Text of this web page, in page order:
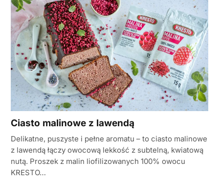
Ciasto malinowe z lawendą
Delikatne, puszyste i pełne aromatu – to ciasto malinowe
z lawendą łączy owocową lekkość z subtelną, kwiatową
nutą. Proszek z malin liofilizowanych 100% owocu
KRESTO…